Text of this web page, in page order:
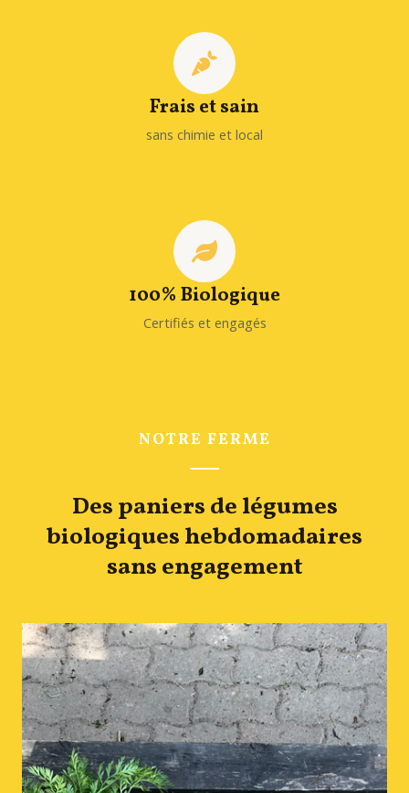
Frais et sain
sans chimie et local
100% Biologique
Certifiés et engagés
NOTRE FERME
Des paniers de légumes
biologiques hebdomadaires
sans engagement